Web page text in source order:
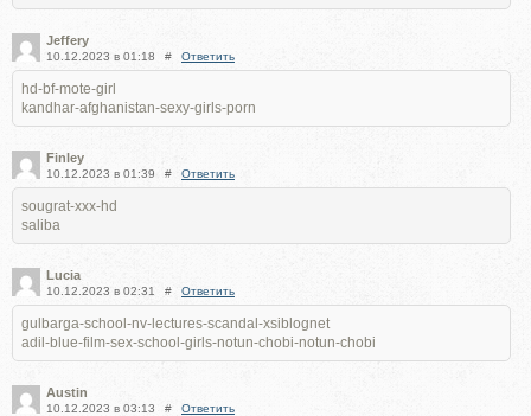
Jeffery
10.12.2023 в 01:18 # Ответить
hd-bf-mote-girl
kandhar-afghanistan-sexy-girls-porn
Finley
10.12.2023 в 01:39 # Ответить
sougrat-xxx-hd
saliba
Lucia
10.12.2023 в 02:31 # Ответить
gulbarga-school-nv-lectures-scandal-xsiblognet
adil-blue-film-sex-school-girls-notun-chobi-notun-chobi
Austin
10.12.2023 в 03:13 # Ответить